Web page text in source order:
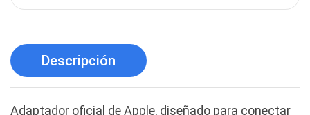
Antivirus (1)
Aro de luz
Descripción
Adaptador oficial de Apple, diseñado para conectar